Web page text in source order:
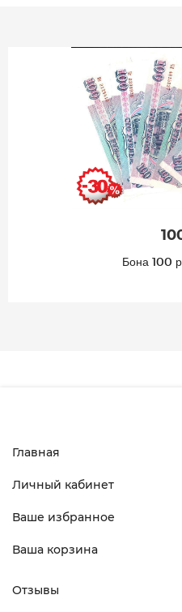
Бона 100
Главная
Личный кабинет
Ваше избранное
Ваша корзина
Отзывы